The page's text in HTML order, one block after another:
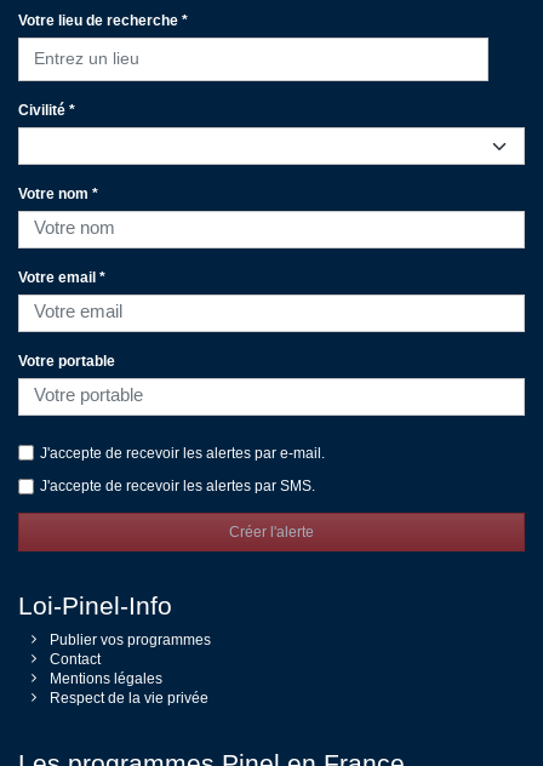
Votre lieu de recherche *
Entrez un lieu
Civilité *
Votre nom *
Votre email *
Votre portable
J'accepte de recevoir les alertes par e-mail.
J'accepte de recevoir les alertes par SMS.
Créer l'alerte
Loi-Pinel-Info
Publier vos programmes
Contact
Mentions légales
Respect de la vie privée